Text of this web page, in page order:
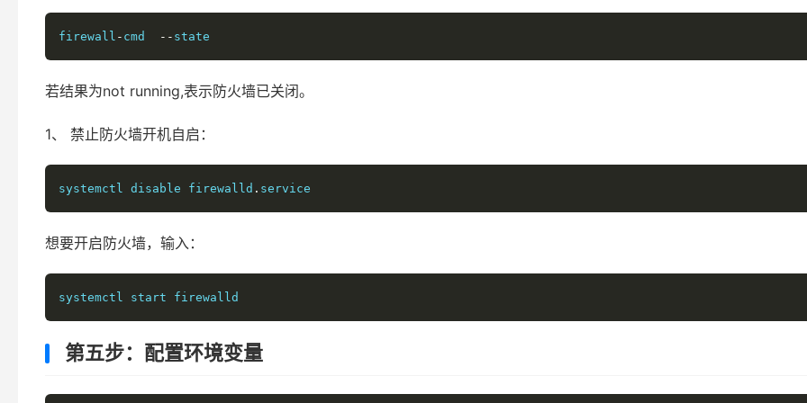
firewall - cmd --
若结果为not running,表示防火墙已关闭。
1、 禁止防火墙开机自启：
systemctl disable firewalld .
想要开启防火墙，输入：
第五步：配置环境变量